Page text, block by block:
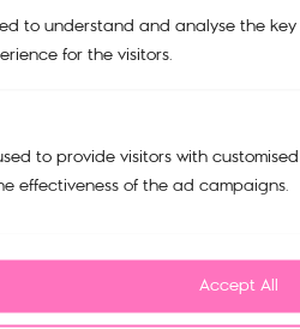
to understand and analyse the
for the visitors.
to provide visitors with
effectiveness of the ad campaigns.
Accept All
My account
Refund and Return Policy